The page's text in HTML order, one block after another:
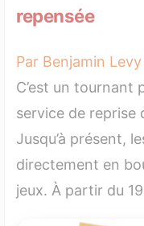
repensée
Par Benjamin
C’est un tournant
service de reprise
Jusqu’à présent,
directement en
jeux. À partir du